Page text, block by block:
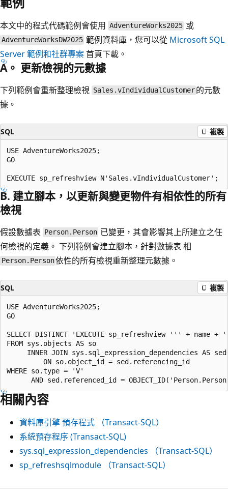
本文中的程式代碼範例會使用 AdventureWorks2025 或
AdventureWorksDW2025 範例資料庫，您可以從 Microsoft SQL
Server 範例和社群專案首頁下載。
A。 更新檢視的元數據
下列範例會重新整理檢視 Sales.vIndividualCustomer 的元數
據。
SQL 複製
USE AdventureWorks2025;
GO
B. 建立腳本，以更新與變更物件有相依性的所有
檢視
假設數據表 Person.Person 已變更，其會影響其上所建立之任
何檢視的定義。 下列範例會建立腳本，針對數據表 相
Person.Person依性的所有檢視重新整理元數據。
SQL 複製
USE AdventureWorks2025;
GO
SELECT DISTINCT 'EXECUTE sp_refreshview ''' + name
FROM sys.objects AS so
     INNER JOIN sys.sql_expression_dependencies AS sed
         ON so.object_id = sed.referencing_id
WHERE so.type = 'V'
相關內容
資料庫引擎 預存程式 （Transact-SQL）
系統預存程序 (Transact-SQL)
sys.sql_expression_dependencies （Transact-SQL）
sp_refreshsqlmodule （Transact-SQL）